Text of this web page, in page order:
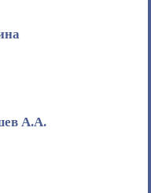
А.А.